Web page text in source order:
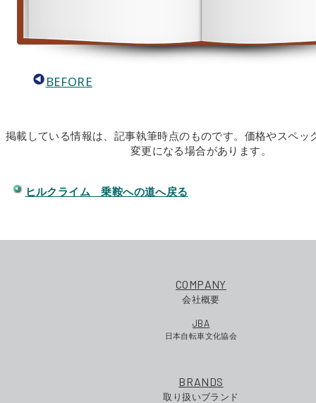
BEFORE
掲載している情報は、記事執筆時点のものです。価格やスペッ
変更になる場合があります。
ヒルクライム 乗鞍への道へ戻る
COMPANY
会社概要
JBA
日本自転車文化協会
BRANDS
取り扱いブランド